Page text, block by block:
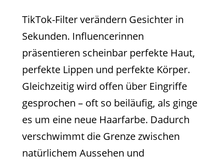
TikTok-Filter verändern Gesichter in
Sekunden. Influencerinnen
präsentieren scheinbar perfekte Haut,
perfekte Lippen und perfekte Körper.
Gleichzeitig wird offen über Eingriffe
gesprochen – oft so beiläufig, als ginge
es um eine neue Haarfarbe. Dadurch
verschwimmt die Grenze zwischen
natürlichem Aussehen und